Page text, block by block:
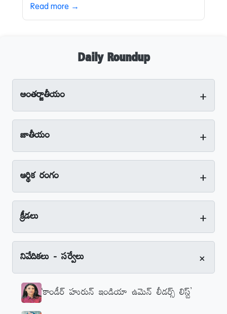
Read more →
Daily Roundup
అంతర్జాతీయం +
జాతీయం +
ఆర్థిక రంగం +
క్రీడలు +
నివేదికలు - సర్వేలు +
‘కాండీర్‌ హురున్‌ ఇండియా ఉమెన్‌ లీడర్స్‌ లిస్ట్‌’